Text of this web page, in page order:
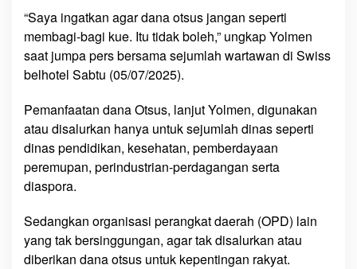
p
e
r
t
B
a
g
i
a
g
i
“Saya ingatkan agar dana otsus jangan seperti
membagi-bagi kue. Itu tidak boleh,” ungkap Yolmen
saat jumpa pers bersama sejumlah wartawan di Swiss
belhotel Sabtu (05/07/2025).
Pemanfaatan dana Otsus, lanjut Yolmen, digunakan
atau disalurkan hanya untuk sejumlah dinas seperti
dinas pendidikan, kesehatan, pemberdayaan
peremupan, perindustrian-perdagangan serta
diaspora.
Sedangkan organisasi perangkat daerah (OPD) lain
yang tak bersinggungan, agar tak disalurkan atau
diberikan dana otsus untuk kepentingan rakyat.